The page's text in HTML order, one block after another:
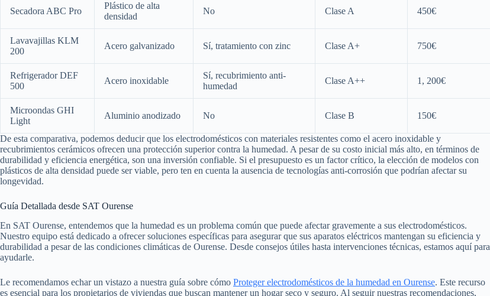
Secadora ABC Pro
Plástico de alta
densidad
No Clase A 450€
Lavavajillas KLM
200
Acero galvanizado Sí, tratamiento con zinc Clase A+ 750€
Refrigerador DEF
500
Acero inoxidable
Sí, recubrimiento anti-
humedad
Clase A++ 1, 200€
Microondas GHI
Light
Aluminio anodizado No Clase B 150€
De esta comparativa, podemos deducir que los electrodomésticos con materiales resistentes como el acero inoxidable y
recubrimientos cerámicos ofrecen una protección superior contra la humedad. A pesar de su costo inicial más alto, en términos de
durabilidad y eficiencia energética, son una inversión confiable. Si el presupuesto es un factor crítico, la elección de modelos con
plásticos de alta densidad puede ser viable, pero ten en cuenta la ausencia de tecnologías anti-corrosión que podrían afectar su
longevidad.
Guía Detallada desde SAT Ourense
En SAT Ourense, entendemos que la humedad es un problema común que puede afectar gravemente a sus electrodomésticos.
Nuestro equipo está dedicado a ofrecer soluciones específicas para asegurar que sus aparatos eléctricos mantengan su eficiencia y
durabilidad a pesar de las condiciones climáticas de Ourense. Desde consejos útiles hasta intervenciones técnicas, estamos aquí para
ayudarle.
Le recomendamos echar un vistazo a nuestra guía sobre cómo Proteger electrodomésticos de la humedad en Ourense. Este recurso
es esencial para los propietarios de viviendas que buscan mantener un hogar seco y seguro. Al seguir nuestras recomendaciones,